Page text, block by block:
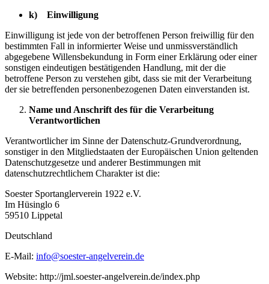
k) Einwilligung
Einwilligung ist jede von der betroffenen Person freiwillig für den
bestimmten Fall in informierter Weise und unmissverständlich
abgegebene Willensbekundung in Form einer Erklärung oder einer
sonstigen eindeutigen bestätigenden Handlung, mit der die
betroffene Person zu verstehen gibt, dass sie mit der Verarbeitung
der sie betreffenden personenbezogenen Daten einverstanden ist.
Name und Anschrift des für die Verarbeitung
Verantwortlichen
Verantwortlicher im Sinne der Datenschutz-Grundverordnung,
sonstiger in den Mitgliedstaaten der Europäischen Union geltenden
Datenschutzgesetze und anderer Bestimmungen mit
datenschutzrechtlichem Charakter ist die:
Soester Sportanglerverein 1922 e.V.
Im Hüsinglo 6
59510 Lippetal
Deutschland
E-Mail: info@soester-angelverein.de
Website: http://jml.soester-angelverein.de/index.php